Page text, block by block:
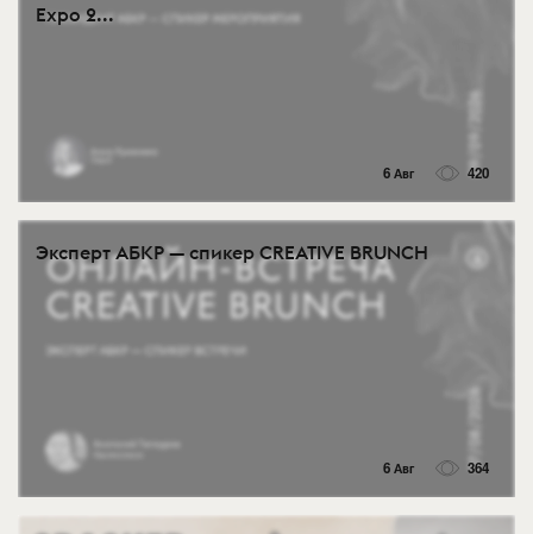
Expo 2...
6 Авг 420
Эксперт АБКР — спикер CREATIVE BRUNCH
6 Авг 364